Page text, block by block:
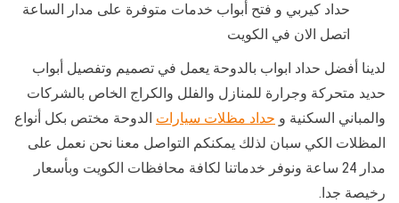
حداد كيربي و فتح أبواب خدمات متوفرة على مدار الساعة
اتصل الان في الكويت
لدينا أفضل حداد ابواب بالدوحة يعمل في تصميم وتفصيل أبواب
حديد متحركة وجرارة للمنازل والفلل والكراج الخاص بالشركات
والمباني السكنية و حداد مظلات سيارات الدوحة مختص بكل أنواع
المظلات الكي سبان لذلك يمكنكم التواصل معنا نحن نعمل على
مدار 24 ساعة ونوفر خدماتنا لكافة محافظات الكويت وبأسعار
رخيصة جدا.